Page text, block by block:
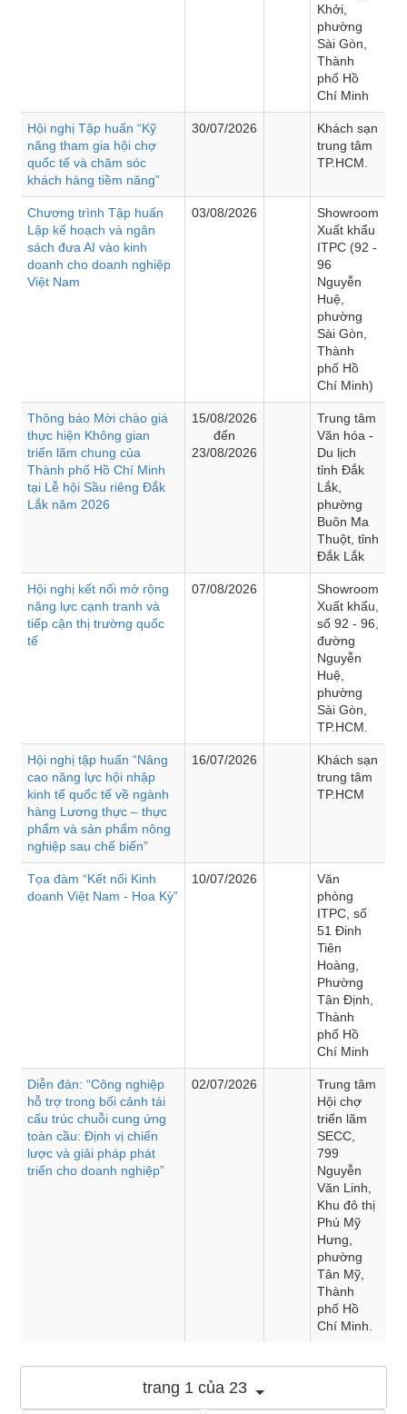
Khởi,
phường
Sài Gòn,
Thành
phố Hồ
Chí Minh
Hội nghị Tập huấn “Kỹ
năng tham gia hội chợ
quốc tế và chăm sóc
khách hàng tiềm năng”
30/07/2026
Khách sạn
trung tâm
TP.HCM.
Chương trình Tập huấn
Lập kế hoạch và ngân
sách đưa AI vào kinh
doanh cho doanh nghiệp
Việt Nam
03/08/2026
Showroom
Xuất khẩu
ITPC (92 -
96
Nguyễn
Huệ,
phường
Sài Gòn,
Thành
phố Hồ
Chí Minh)
Thông báo Mời chào giá
thực hiện Không gian
triển lãm chung của
Thành phố Hồ Chí Minh
tại Lễ hội Sầu riêng Đắk
Lắk năm 2026
15/08/2026
đến
23/08/2026
Trung tâm
Văn hóa -
Du lịch
tỉnh Đắk
Lắk,
phường
Buôn Ma
Thuột, tỉnh
Đắk Lắk
Hội nghị kết nối mở rộng
năng lực cạnh tranh và
tiếp cận thị trường quốc
tế
07/08/2026
Showroom
Xuất khẩu,
số 92 - 96,
đường
Nguyễn
Huệ,
phường
Sài Gòn,
TP.HCM.
Hội nghị tập huấn “Nâng
cao năng lực hội nhập
kinh tế quốc tế về ngành
hàng Lương thực – thực
phẩm và sản phẩm nông
nghiệp sau chế biến”
16/07/2026
Khách sạn
trung tâm
TP.HCM
Tọa đàm “Kết nối Kinh
doanh Việt Nam - Hoa Kỳ”
10/07/2026
Văn
phòng
ITPC, số
51 Đinh
Tiên
Hoàng,
Phường
Tân Định,
Thành
phố Hồ
Chí Minh
Diễn đàn: “Công nghiệp
hỗ trợ trong bối cảnh tái
cấu trúc chuỗi cung ứng
toàn cầu: Định vị chiến
lược và giải pháp phát
triển cho doanh nghiệp”
02/07/2026
Trung tâm
Hội chợ
triển lãm
SECC,
799
Nguyễn
Văn Linh,
Khu đô thị
Phú Mỹ
Hưng,
phường
Tân Mỹ,
Thành
phố Hồ
Chí Minh.
trang 1 của 23